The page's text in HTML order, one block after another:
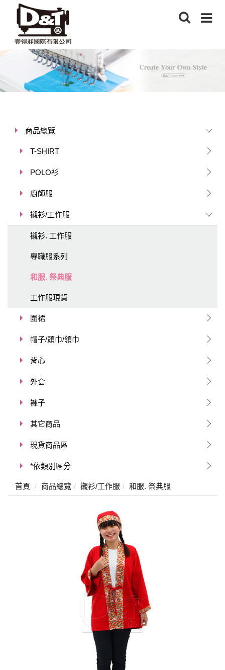
商品總覽
T-SHIRT
POLO衫
廚師服
襯衫/工作服
襯衫. 工作服
專職服系列
和服. 祭典服
工作服現貨
圍裙
帽子/頭巾/領巾
背心
外套
褲子
其它商品
現貨商品區
*依類別區分
首頁 商品總覽 襯衫/工作服 和服. 祭典服